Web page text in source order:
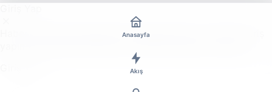
Anasayfa
Akış
Haber Nida ayrıcalıklarından yararlanmak için hemen giriş